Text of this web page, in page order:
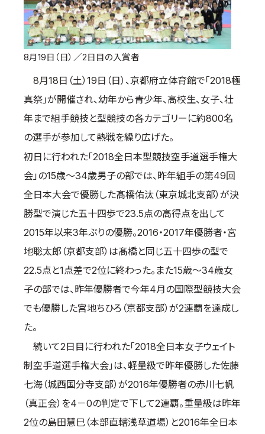
一般の部・壮年部の方
会員制度
取材のお申し込み
よくある質問
本サイトについて
プライバシーポリシー
サイトマップ
Language
日本語
English
8月19日（日）／2日目の入賞者
8月18日（土）19日（日）、京都府立体育館で「2018極
真祭」が開催され、幼年から青少年、高校生、女子、壮
年まで組手競技と型競技の各カテゴリーに約800名
の選手が参加して熱戦を繰り広げた。
初日に行われた「2018全日本型競技空手道選手権大
会」の15歳～34歳男子の部では、昨年組手の第49回
全日本大会で優勝した髙橋佑汰（東京城北支部）が決
勝型で演じた五十四歩で23.5点の高得点を出して
2015年以来3年ぶりの優勝。2016・2017年優勝者・宮
地聡太郎（京都支部）は髙橋と同じ五十四歩の型で
22.5点と1点差で2位に終わった。また15歳～34歳女
子の部では、昨年優勝者で今年4月の国際型競技大会
でも優勝した宮地ちひろ（京都支部）が2連覇を達成し
た。
続いて2日目に行われた「2018全日本女子ウェイト
制空手道選手権大会」は、軽量級で昨年優勝した佐藤
七海（城西国分寺支部）が2016年優勝者の赤川七帆
（真正会）を4－0の判定で下して2連覇。重量級は昨年
2位の島田慧巳（本部直轄浅草道場）と2016年全日本